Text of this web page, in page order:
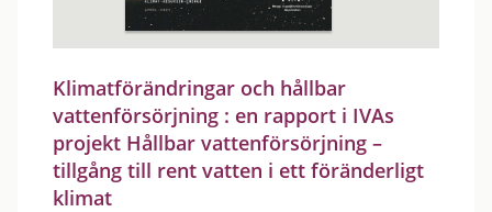
Klimatförändringar och hållbar
vattenförsörjning : en rapport i IVAs
projekt Hållbar vattenförsörjning –
tillgång till rent vatten i ett föränderligt
klimat